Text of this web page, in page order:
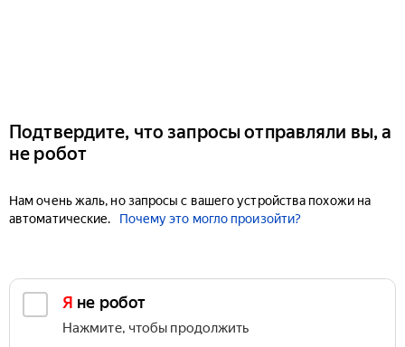
Подтвердите, что запросы отправляли вы, а
не робот
Нам очень жаль, но запросы с вашего устройства похожи на
автоматические.
Почему это могло произойти?
Я не робот
Нажмите, чтобы продолжить